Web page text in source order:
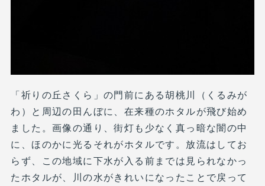
「祈りの丘さくら」の門前にある胡桃川（くるみが
わ）と周辺の田んぼに、在来種のホタルが飛び始め
ました。画像の通り、街灯も少なく真っ暗な闇の中
に、ほのかに光るそれがホタルです。放流はしてお
らず、この地域に下水が入る前までは見られなかっ
たホタルが、川の水がきれいになったことで戻って